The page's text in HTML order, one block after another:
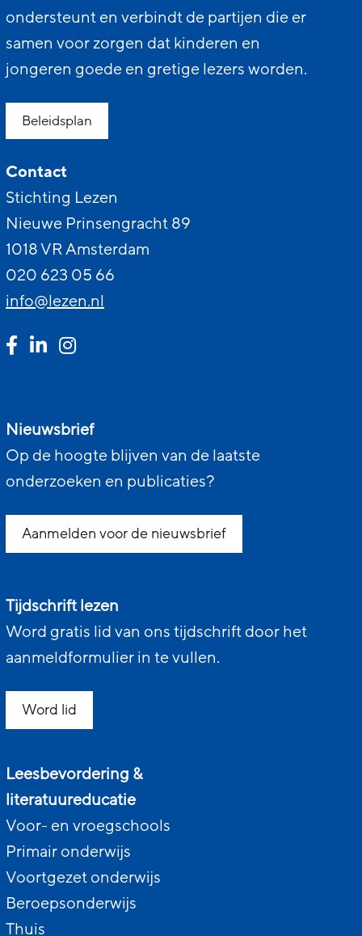
ondersteunt en verbindt de partijen die er
samen voor zorgen dat kinderen en
jongeren goede en gretige lezers worden.
Beleidsplan
Contact
Stichting Lezen
Nieuwe Prinsengracht 89
1018 VR Amsterdam
020 623 05 66
info@lezen.nl
Nieuwsbrief
Op de hoogte blijven van de laatste
onderzoeken en publicaties?
Aanmelden voor de nieuwsbrief
Tijdschrift lezen
Word gratis lid van ons tijdschrift door het
aanmeldformulier in te vullen.
Word lid
Leesbevordering &
literatuureducatie
Voor- en vroegschools
Primair onderwijs
Voortgezet onderwijs
Beroepsonderwijs
Thuis